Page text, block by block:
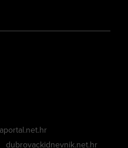
dubrovackidnevnik.net.hr